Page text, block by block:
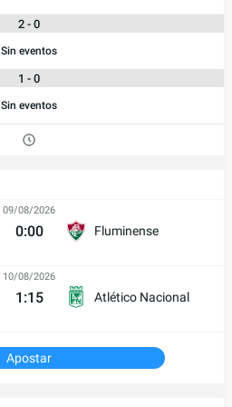
2 - 0
Sin eventos
1 - 0
Sin eventos
09/08/2026
0:00 Fluminense
10/08/2026
1:15 Atlético Nacional
Apostar